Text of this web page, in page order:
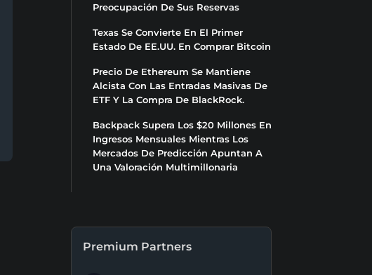
Preocupación De Sus Reservas
Texas Se Convierte En El Primer
Estado De EE.UU. En Comprar Bitcoin
Precio De Ethereum Se Mantiene
Alcista Con Las Entradas Masivas De
ETF Y La Compra De BlackRock.
Backpack Supera Los $20 Millones En
Ingresos Mensuales Mientras Los
Mercados De Predicción Apuntan A
Una Valoración Multimillonaria
Premium Partners